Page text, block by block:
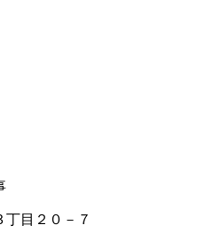
目２０－７